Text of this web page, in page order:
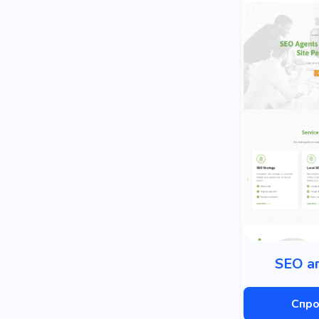
Життєвий
Телефон
SEO